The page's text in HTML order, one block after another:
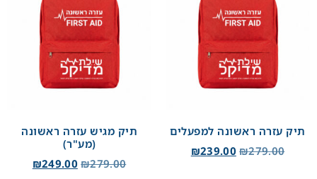
תיק עזרה ראשונה למפעלים
₪279.00
₪239.00
תיק מגיש עזרה ראשונה
(מע"ר)
₪279.00
₪249.00